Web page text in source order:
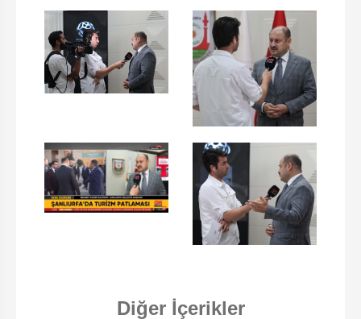
Diğer İçerikler